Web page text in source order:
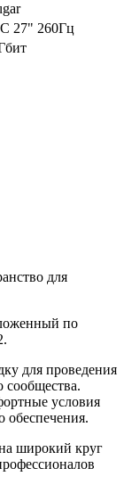
27" 260Гц
для
по
для проведения
сообщества.
условия
обеспечения.
широкий круг